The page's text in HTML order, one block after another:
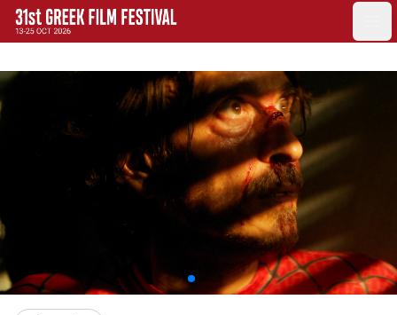
GFF
Greek Film Festival: